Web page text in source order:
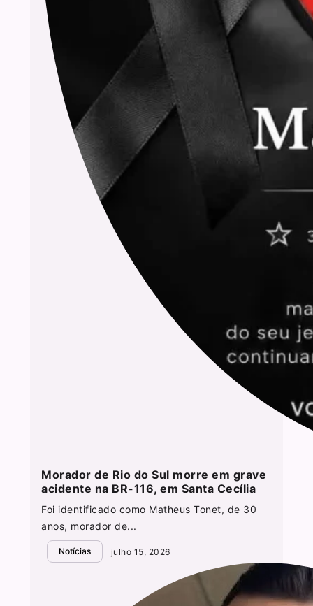
Morador de Rio do Sul morre em grave
acidente na BR-116, em Santa Cecília
Foi identificado como Matheus Tonet, de 30
anos, morador de...
Notícias julho 15, 2026